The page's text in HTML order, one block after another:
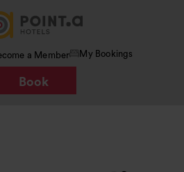
a Member My Bookings
Book